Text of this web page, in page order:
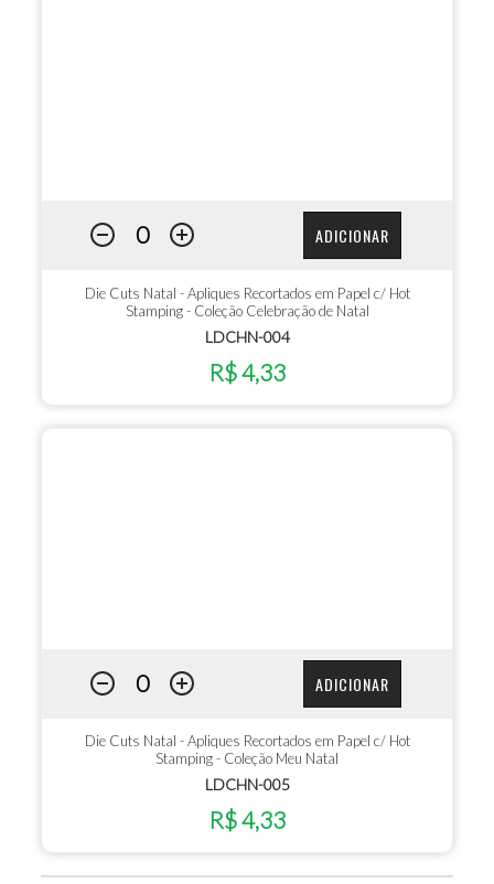
ADICIONAR
Die Cuts Natal - Apliques Recortados em Papel c/ Hot
Stamping - Coleção Celebração de Natal
LDCHN-004
R$ 4,33
ADICIONAR
Die Cuts Natal - Apliques Recortados em Papel c/ Hot
Stamping - Coleção Meu Natal
LDCHN-005
R$ 4,33